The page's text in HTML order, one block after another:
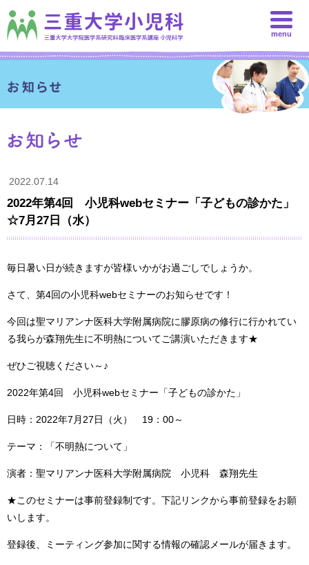
menu
2022.07.14
2022年第4回 小児科webセミナー「子どもの診かた」
☆7月27日（水）
毎日暑い日が続きますが皆様いかがお過ごしでしょうか。
さて、第4回の小児科webセミナーのお知らせです！
今回は聖マリアンナ医科大学附属病院に膠原病の修行に行かれてい
る我らが森翔先生に不明熱についてご講演いただきます★
ぜひご視聴ください～♪
2022年第4回 小児科webセミナー「子どもの診かた」
日時：2022年7月27日（火） 19：00～
テーマ：「不明熱について」
演者：聖マリアンナ医科大学附属病院 小児科 森翔先生
★このセミナーは事前登録制です。下記リンクから事前登録をお願
いします。
登録後、ミーティング参加に関する情報の確認メールが届きます。